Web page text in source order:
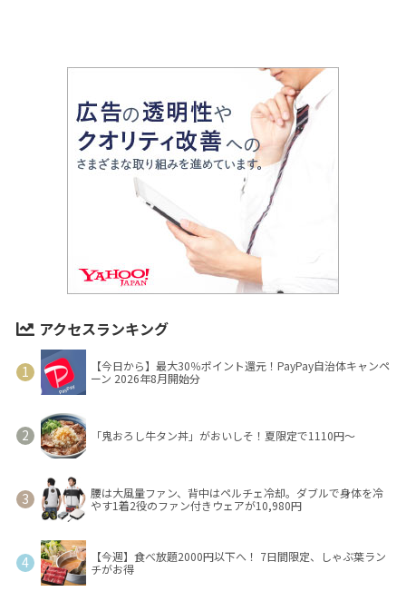
アクセスランキング
【今日から】最大30％ポイント還元！PayPay自治体キャンペ
ーン 2026年8月開始分
「鬼おろし牛タン丼」がおいしそ！夏限定で1110円～
腰は大風量ファン、背中はペルチェ冷却。ダブルで身体を冷
やす1着2役のファン付きウェアが10,980円
【今週】食べ放題2000円以下へ！ 7日間限定、しゃぶ葉ラン
チがお得